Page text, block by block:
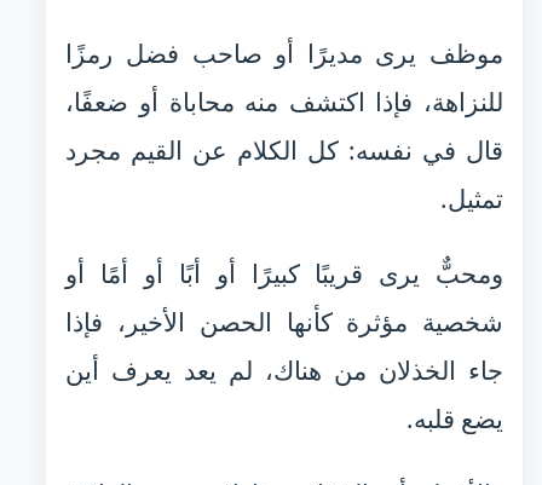
موظف يرى مديرًا أو صاحب فضل رمزًا
للنزاهة، فإذا اكتشف منه محاباة أو ضعفًا،
قال في نفسه: كل الكلام عن القيم مجرد
تمثيل.
ومحبٌّ يرى قريبًا كبيرًا أو أبًا أو أمًا أو
شخصية مؤثرة كأنها الحصن الأخير، فإذا
جاء الخذلان من هناك، لم يعد يعرف أين
يضع قلبه.